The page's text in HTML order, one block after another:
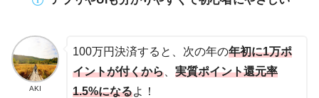
AKI
100万円決済すると、次の年の年初に1万ポ
イントが付くから、 実質ポイント還元率
1.5%になるよ！